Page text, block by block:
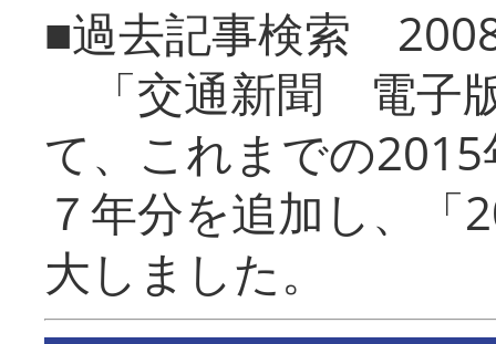
■過去記事検索
「交通新聞 電子
て、これまでの
７年分を追加し、「
大しまし